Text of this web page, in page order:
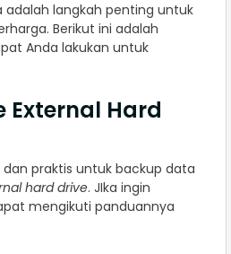
adalah langkah penting untuk
Berikut ini adalah
Anda lakukan untuk
External Hard
praktis untuk backup data
hard drive. JIka ingin
mengikuti panduannya